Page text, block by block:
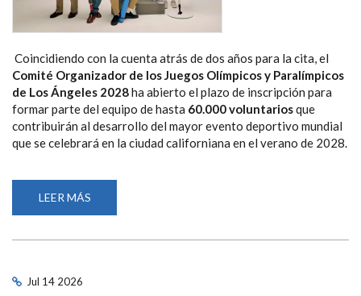
Coincidiendo con la cuenta atrás de dos años para la cita, el
Comité Organizador de los Juegos Olímpicos y Paralímpicos
de Los Ángeles 2028ha abierto el plazo de inscripción para
formar parte del equipo de hasta 60.000 voluntariosque
contribuirán al desarrollo del mayor evento deportivo mundial
que se celebrará en la ciudad californiana en el verano de 2028.
LEER MÁS
ABRE
PROCESO
Jul 14 2026